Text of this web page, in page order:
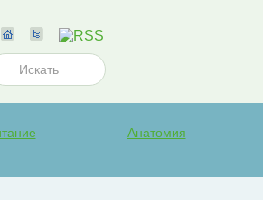
Анатомия